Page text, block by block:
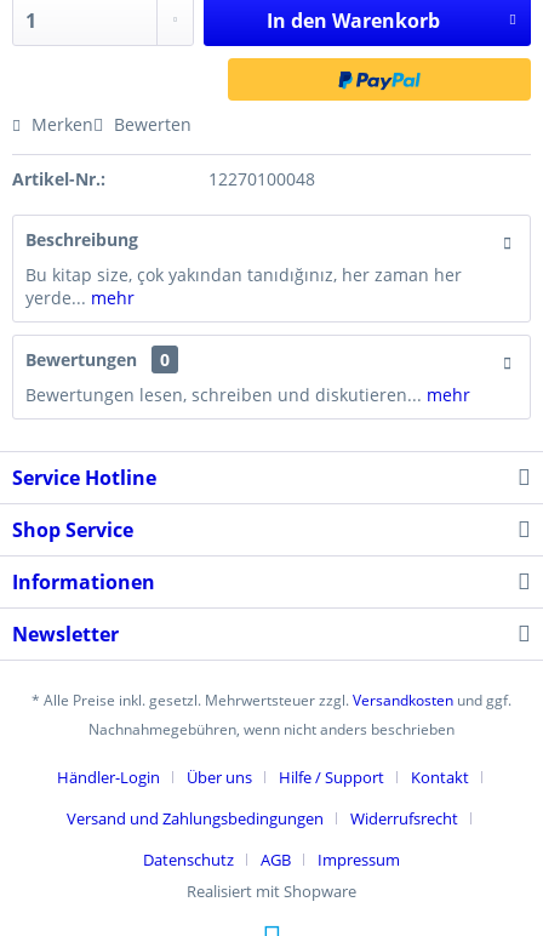
In den Warenkorb
Merken Bewerten
Artikel-Nr.: 12270100048
Beschreibung
Bu kitap size, çok yakından tanıdığınız, her zaman her
yerde... mehr
Bewertungen
0
Bewertungen lesen, schreiben und diskutieren... mehr
Service Hotline
Shop Service
Informationen
Newsletter
* Alle Preise inkl. gesetzl. Mehrwertsteuer zzgl.Versandkosten und ggf.
Nachnahmegebühren, wenn nicht anders beschrieben
Händler-Login Über uns Hilfe / Support
Kontakt
Versand und Zahlungsbedingungen
Widerrufsrecht
Datenschutz
AGB
Impressum
Realisiert mit Shopware